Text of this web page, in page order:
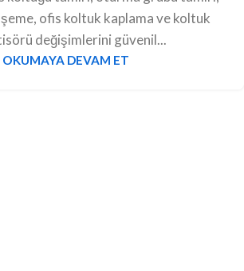
ofis koltuk kaplama ve koltuk
değişimlerini güvenil...
OKUMAYA DEVAM ET